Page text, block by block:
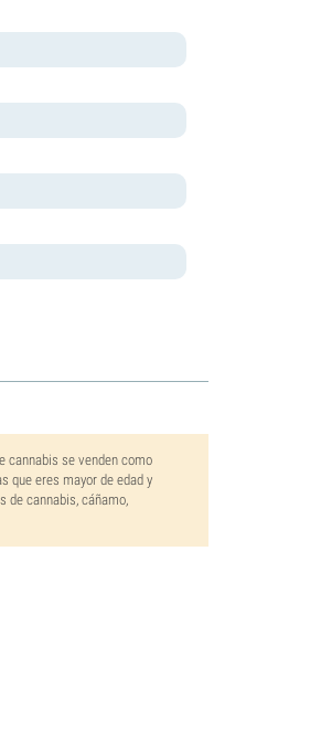
cannabis se venden como
que eres mayor de edad y
de cannabis, cáñamo,